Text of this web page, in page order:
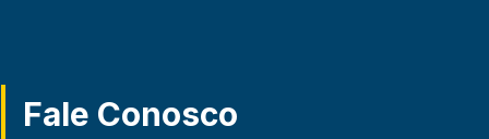
Fale Conosco